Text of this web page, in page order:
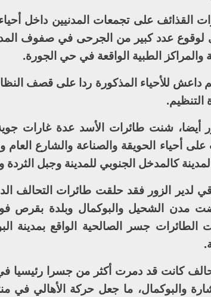
على تجمعات المدنيين داخل
لوقوع عدد كبير من الجرحى في صفوف
والمراكز الطبية الواقعة في حي الجورة.
للأحياء المذكورة ردا على قصف النظام
التنظيم.
أيضا، شنت طائرات الأسد عدة غارات
أحياء الحويقة والصناعة والشارع
كالمدخل الجنوبي للمدينة وجبل
لدير الزور فقد حلقت طائرات التحالف
مدن الشحيل والبوكمال وبلدة بقرص
جسر الصالحية الواقع بمدينة
كانت قد دمرت أكثر من جسرا رئيسيا في
والبوكمال، ما جعل حركة الأهالي